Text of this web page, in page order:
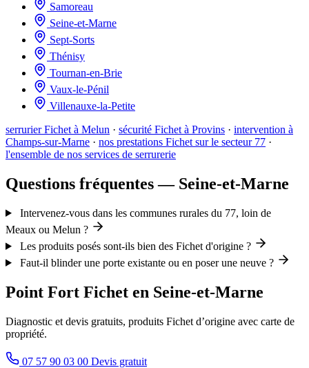
Samoreau
Seine-et-Marne
Sept-Sorts
Thénisy
Tournan-en-Brie
Vaux-le-Pénil
Villenauxe-la-Petite
serrurier Fichet à Melun · sécurité Fichet à Provins · intervention à
Champs-sur-Marne · nos prestations Fichet sur le secteur 77 ·
l'ensemble de nos services de serrurerie
Questions fréquentes — Seine-et-Marne
Intervenez-vous dans les communes rurales du 77, loin de
Meaux ou Melun ?
Les produits posés sont-ils bien des Fichet d'origine ?
Faut-il blinder une porte existante ou en poser une neuve ?
Point Fort Fichet en Seine-et-Marne
Diagnostic et devis gratuits, produits Fichet d’origine avec carte de
propriété.
07 57 90 03 00 Devis gratuit